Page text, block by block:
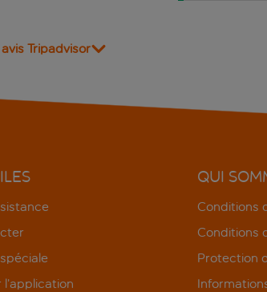
Tripadvisor
QUI
Conditions
Conditions
Protection